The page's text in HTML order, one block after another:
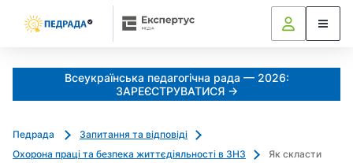
Всеукраїнська педагогічна рада — 2026:
ЗАРЕЄСТРУВАТИСЯ →
Педрада
Запитання та відповіді
Охорона праці та безпека життєдіяльності в ЗНЗ
Як скласти